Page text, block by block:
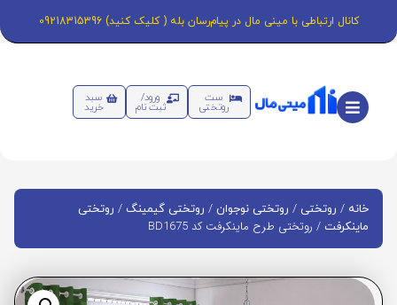
کانال ارتباطی با مینی مال در پیام‌رسان بله ( کلیک کنید) 09218315396
ست
روتختی
ورود/
ثبت نام
سبد
خرید
خانه / روتختی / روتختی نوجوان / روتختی گیمینگ / روتختی
ماینکرفت / روتختی طرح ماینکرفت کد BD1675